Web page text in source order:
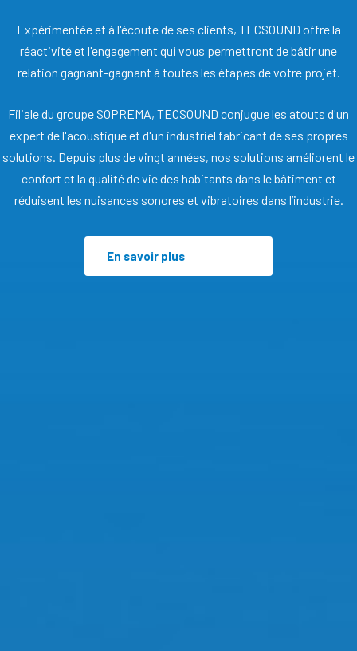
Expérimentée et à l'écoute de ses clients, TECSOUND offre la
réactivité et l'engagement qui vous permettront de bâtir une
relation gagnant-gagnant à toutes les étapes de votre projet.
Filiale du groupe SOPREMA, TECSOUND conjugue les atouts d'un
expert de l'acoustique et d'un industriel fabricant de ses propres
solutions. Depuis plus de vingt années, nos solutions améliorent le
confort et la qualité de vie des habitants dans le bâtiment et
réduisent les nuisances sonores et vibratoires dans l’industrie.
En savoir plus